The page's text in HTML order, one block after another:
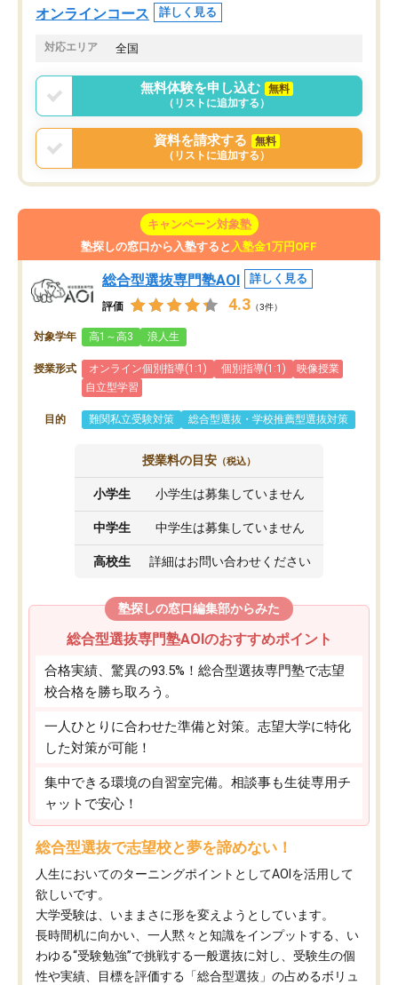
意識が変わったことが、目標校への合
オンラインコース 詳しく見る
対応エリア 全国
無料体験を申し込む
無料
（リストに追加する）
資料を請求する
無料
（リストに追加する）
キャンペーン対象塾
塾探しの窓口から入塾すると 入塾金1万円OFF
総合型選抜専門塾AOI 詳しく見る
評価 4.3 （3件）
対象学年 高1～高3 浪人生
授業形式 オンライン個別指導(1:1) 個別指導(1:1)
映像授業
自立型学習
目的 難関私立受験対策 総合型選抜・学校推薦型選抜対策
授業料の目安 （税込）
小学生 小学生は募集していません
中学生 中学生は募集していません
高校生 詳細はお問い合わせください
塾探しの窓口編集部からみた
総合型選抜専門塾AOIのおすすめポイント
合格実績、驚異の93.5%！総合型選抜専門塾で志望
校合格を勝ち取ろう。
一人ひとりに合わせた準備と対策。志望大学に特化
した対策が可能！
集中できる環境の自習室完備。相談事も生徒専用チ
ャットで安心！
総合型選抜で志望校と夢を諦めない！
人生においてのターニングポイントとしてAOIを活用して
欲しいです。
大学受験は、いままさに形を変えようとしています。
長時間机に向かい、一人黙々と知識をインプットする、い
わゆる“受験勉強”で挑戦する一般選抜に対し、受験生の個
性や実績、目標を評価する「総合型選抜」の占めるボリュ